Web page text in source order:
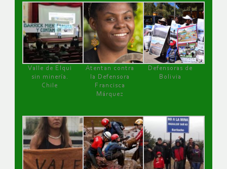
Valle de Elqui
sin minería.
Chile
Atentan contra
la Defensora
Francisca
Márquez
Defensoras de
Bolivia